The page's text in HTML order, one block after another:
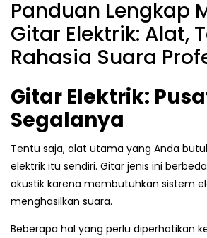
Panduan Lengkap
Gitar Elektrik: Alat,
Rahasia Suara
Gitar Elektrik:
Segalanya
Tentu saja, alat utama yang Anda
elektrik itu sendiri. Gitar jenis ini
akustik karena membutuhkan sistem
menghasilkan suara.
Beberapa hal yang perlu diperhatikan